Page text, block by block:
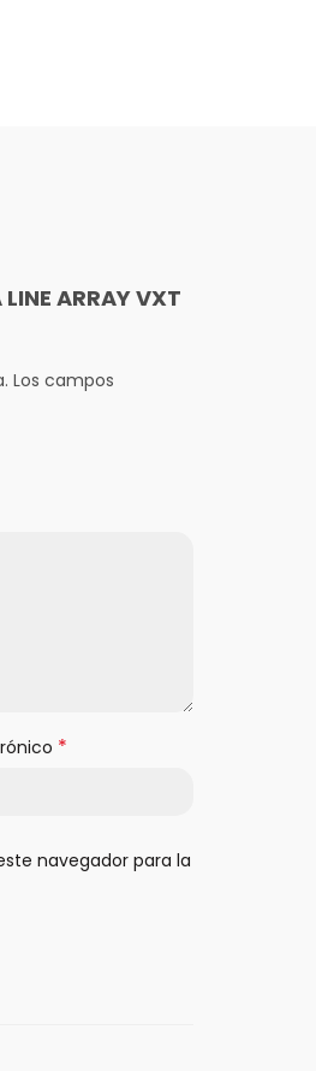
ARRAY VXT
Los campos
*
navegador para la